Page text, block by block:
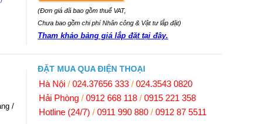
(Đơn giá đã bao gồm thuế VAT,
Chưa bao gồm chi phí Nhân công & Vật tư lắp đặt)
Tham khảo bảng giá lắp đặt tại đây.
/
ĐẶT MUA QUA ĐIỆN THOẠI
Hà Nội / 024.37656 333 / 024.3543 0820
Hải Phòng / 0912 668 118 / 0915 221 358
Hotline (24/7) / 0911 990 880 / 0912 87 5511